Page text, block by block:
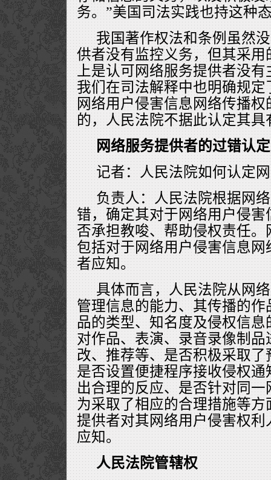
务。”美国司法实践也持这种
我国著作权法和条例虽然
供者没有监控义务，但其采用
上是认可网络服务提供者没
我们在司法解释中也明确规
网络用户侵害信息网络传播
的，人民法院不据此认定其具
网络服务提供者的过错认定
记者：人民法院如何认定
负责人：人民法院根据网
错，确定其对于网络用户侵
否承担教唆、帮助侵权责任
包括对于网络用户侵害信息
者应知。
具体而言，人民法院从网
管理信息的能力、其传播的
品的类型、知名度及侵权信
对作品、表演、录音录像制
改、推荐等、是否积极采取
是否设置便捷程序接收侵权
出合理的反应、是否针对同
为采取了相应的合理措施等
提供者对其网络用户侵害权
应知。
人民法院管辖权